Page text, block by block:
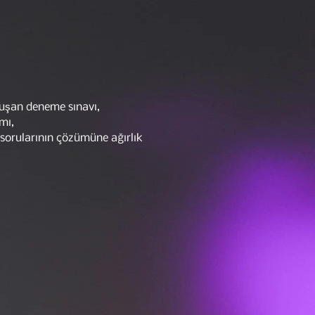
deneme sınavı,
çözümüne ağırlık